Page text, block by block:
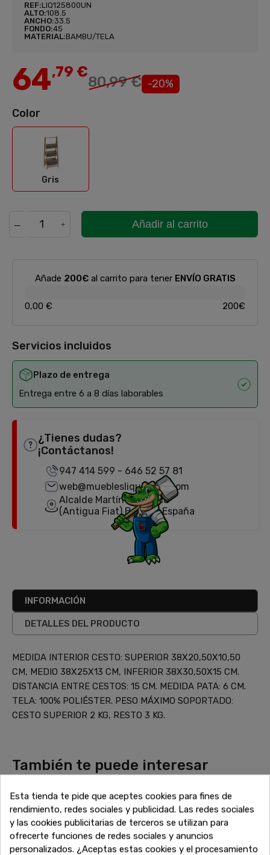
REF:LIQ125800UN
ALTO:108.5
ANCHO:33.5
FONDO:45
MATERIAL:BAMBU/TELA
64,79 €
80,99 € -20%
Color
Gris
Gris
Añadir al carrito
Añade 200€al carrito para tener ENVÍO GRATIS
0,00 € 200€
Servicios incluidos
Plazo de entrega
Entrega entre 6 a 8 días laborables
¿Tienes dudas?
¡Contáctanos!
947 414 599 - 646 52 57 81
web@mueblesliquidator.com
Alcalde Martín Cobos, 18
(Antigua Fiat) Burgos, España
INFORMACIÓN
DETALLES DEL PRODUCTO
MEDIDA INTERIOR CESTO: SUPERIOR 38X20,50X10,50
CM, MEDIO 38X25X13 CM, INFERIOR 38X30,50X15 CM.
DISTANCIA ENTRE CESTOS: 15 CM. MEDIDA PATA: 6 CM.
TELA: 100% POLIÉSTER. PESO MÁXIMO SOPORTADO:
CESTO SUPERIOR 2 KG, RESTO 3 KG.
También te puede interesar
increíbles ofertas de liquidación en muebles de alta calidad.
Encuentra más sofás, armarios, mesas y todo lo que
necesitas para completar tu hogar a precios inigualables.
¡Sigue comprando y aprovecha estos descuentos
exclusivos antes de que se agoten!
Esta tienda te pide que aceptes cookies para fines de
rendimiento, redes sociales y publicidad. Las redes sociales
y las cookies publicitarias de terceros se utilizan para
ofrecerte funciones de redes sociales y anuncios
personalizados. ¿Aceptas estas cookies y el procesamiento